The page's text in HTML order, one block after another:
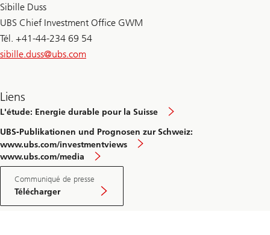
Sibille Duss
UBS Chief Investment Office GWM
Tél. +41-44-234 69 54
sibille.duss@ubs.com
Liens
L'étude: Energie durable pour la Suisse
UBS-Publikationen und Prognosen zur Schweiz:
www.ubs.com/investmentviews
www.ubs.com/media
Communiqué de presse
Télécharger